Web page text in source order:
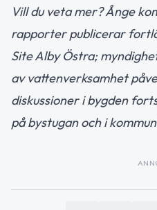
Vill du veta mer? Ånge
rapporter publicerar
Site Alby Östra;
av vattenverksamhet
diskussioner i bygden
på bystugan och i